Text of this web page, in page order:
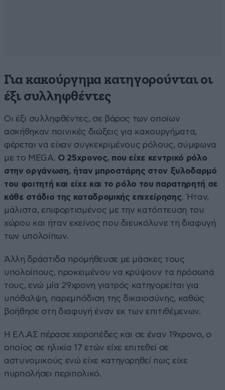
Για κακούργημα κατηγορούνται οι
έξι συλληφθέντες
Οι έξι συλληφθέντες, σε βάρος των οποίων
ασκήθηκαν ποινικές διώξεις για κακουργήματα,
φέρεται να είχαν συγκεκριμένους ρόλους, σύμφωνα
με το MEGA. Ο 25χρονος, που είχε κεντρικό ρόλο
στην οργάνωση, ήταν μπροστάρης στον ξυλοδαρμό
του φοιτητή και είχε και το ρόλο του παρατηρητή σε
κάθε στάδιο της καταδρομικής επιχείρησης. Ήταν,
μάλιστα, επιφορτισμένος με την κατόπτευση του
χώρου και ήταν εκείνος που διευκόλυνε τη διαφυγή
των υπολοίπων.
Άλλη δράστιδα προμήθευσε με μάσκες τους
υπολοίπους, προκειμένου να κρύψουν τα πρόσωπά
τους, ενώ μία 29χρονη γιατρός κατηγορείται για
υπόθαλψη, παρεμπόδιση της δικαιοσύνης, καθώς
βοήθησε στη διαφυγή έναν εκ των επιτιθέμενων.
Η ΕΛ.ΑΣ πέρασε χειροπέδες και σε έναν 19χρονο, ο
οποίος σε ηλικία 17 ετών είχε επιτεθεί σε
αστυνομικούς ενώ είχε κατηγορηθεί πως είχε
πυρπολήσει περιπολικό.